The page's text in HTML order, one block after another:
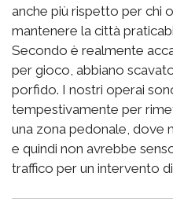
anche più rispetto per chi
mantenere la città
Secondo è realmente
per gioco, abbiano
porfido. I nostri operai
tempestivamente per
una zona pedonale, dove
e quindi non avrebbe
traffico per un intervento